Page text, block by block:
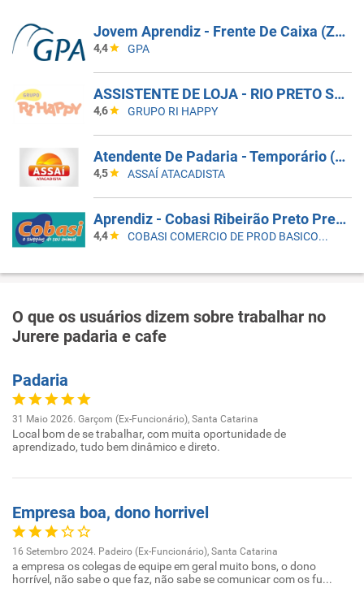
Jovem Aprendiz - Frente De Caixa (Zona Norte-SP)
4,4 GPA
ASSISTENTE DE LOJA - RIO PRETO SHOPPING - EFETIVO
4,6 GRUPO RI HAPPY
Atendente De Padaria - Temporário (Alto Da XV)
4,5 ASSAÍ ATACADISTA
Aprendiz - Cobasi Ribeirão Preto Pres Vargas
4,4 COBASI COMERCIO DE PROD BASICOS E INDUSTRIALIZADOS LTDA
O que os usuários dizem sobre trabalhar no
Jurere padaria e cafe
Padaria
31 Maio 2026. Garçom (Ex-Funcionário), Santa Catarina
Local bom de se trabalhar, com muita oportunidade de
aprendizado, tudo bem dinâmico e direto.
Empresa boa, dono horrivel
16 Setembro 2024. Padeiro (Ex-Funcionário), Santa Catarina
a empresa os colegas de equipe em geral muito bons, o dono
horrível, não sabe o que faz, não sabe se comunicar com os fu...